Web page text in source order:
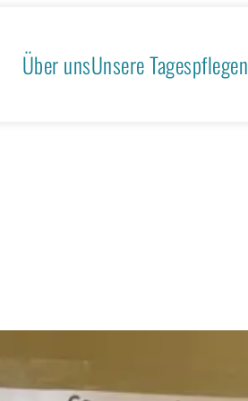
Über unsUnsere Tagespflegen